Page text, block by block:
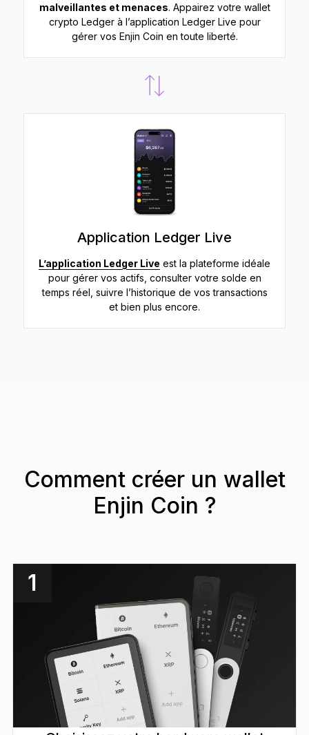
malveillantes et menaces. Appairez votre wallet
crypto Ledger à l’application Ledger Live pour
gérer vos Enjin Coin en toute liberté.
Application Ledger Live
L’application Ledger Live est la plateforme idéale
pour gérer vos actifs, consulter votre solde en
temps réel, suivre l’historique de vos transactions
et bien plus encore.
Comment créer un wallet
Enjin Coin ?
1